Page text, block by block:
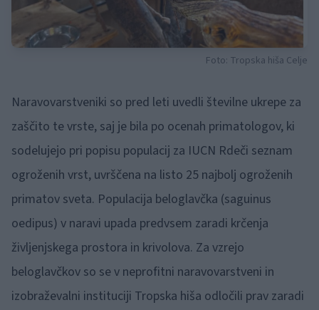
Foto: Tropska hiša Celje
Naravovarstveniki so pred leti uvedli številne ukrepe za
zaščito te vrste, saj je bila po ocenah primatologov, ki
sodelujejo pri popisu populacij za IUCN Rdeči seznam
ogroženih vrst, uvrščena na listo 25 najbolj ogroženih
primatov sveta. Populacija beloglavčka (saguinus
oedipus) v naravi upada predvsem zaradi krčenja
življenjskega prostora in krivolova. Za vzrejo
beloglavčkov so se v neprofitni naravovarstveni in
izobraževalni instituciji Tropska hiša odločili prav zaradi